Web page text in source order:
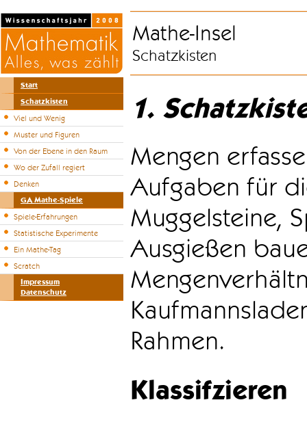
Start
Schatzkisten
Viel und Wenig
Muster und Figuren
Von der Ebene in den Raum
Wo der Zufall regiert
Denken
GA Mathe-Spiele
Spiele-Erfahrungen
Statistische Experimente
Ein Mathe-Tag
Scratch
Impressum
Datenschutz
Mathe-Insel
Schatzkisten
1.
Mengen
Aufgaben für
Muggelsteine,
Ausgießen
Rahmen.
Klassifzieren